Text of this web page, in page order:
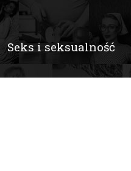
Seks i seksualność